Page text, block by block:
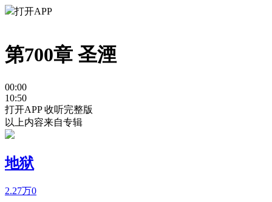
打开APP
第700章 圣湮
00:00
10:50
打开APP 收听完整版
以上内容来自专辑
地狱
2.27万0